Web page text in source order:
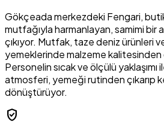
Gökçeada merkezdeki Fengari,
mutfağıyla harmanlayan, samimi bir
çıkıyor. Mutfak, taze deniz ürünleri
yemeklerinde malzeme kalitesinden
Personelin sıcak ve ölçülü yaklaşımı
atmosferi, yemeği rutinden çıkarıp
dönüştürüyor.
verified_user